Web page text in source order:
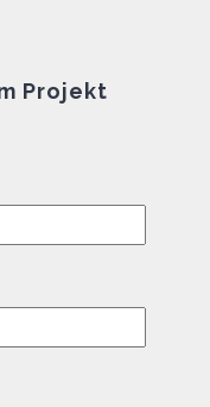
Projekt